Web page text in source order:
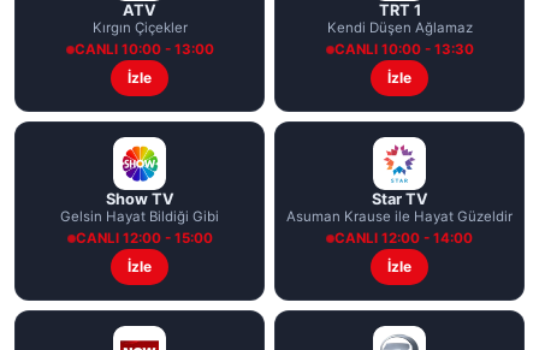
ATV
Kırgın Çiçekler
CANLI 10:00 - 13:00
İzle
TRT 1
Kendi Düşen Ağlamaz
CANLI 10:00 - 13:30
İzle
Show TV
Gelsin Hayat Bildiği Gibi
CANLI 12:00 - 15:00
İzle
Star TV
Asuman Krause ile Hayat Güzeldir
CANLI 12:00 - 14:00
İzle